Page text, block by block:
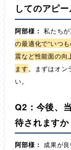
してのアピ
阿部様： 私たちが
の最適化で“いつ
震など性能面の向
ます。まずはオン
い。
Q2：今後、
待されますか
阿部様： 成果が